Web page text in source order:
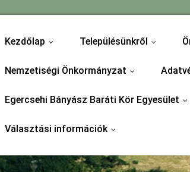
Kezdőlap Településünkről
Nemzetiségi Önkormányzat
Egercsehi Bányász Baráti Kör Egyesület
Választási információk